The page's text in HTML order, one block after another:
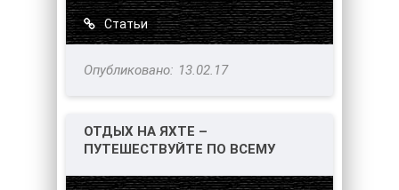
Статьи
13.02.17
ОТДЫХ НА ЯХТЕ –
ПУТЕШЕСТВУЙТЕ ПО ВСЕМУ